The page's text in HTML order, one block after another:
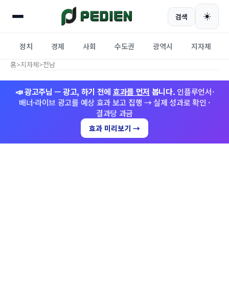
검색 ☀️
정치 경제 사회 수도권 광역시 지자체
홈>지자체>전남
📣 광고주님 — 광고, 하기 전에 효과를 먼저 봅니다. 인플루언서·
배너·라이브 광고를 예상 효과 보고 집행 → 실제 성과로 확인 ·
결과당 과금
효과 미리보기 →